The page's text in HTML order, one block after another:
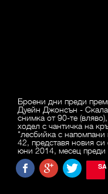
Броени дни преди
Дуейн Джонсън -
снимка от 90-те
ходел с чантичка на
"лесбийка с
42, представя новия
юни 2014, месец